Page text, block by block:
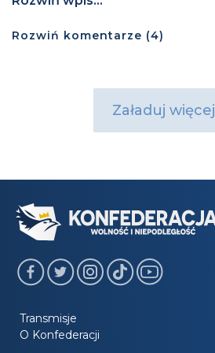
Rozwiń komentarze (4)
Załaduj więcej
Transmisje
O Konfederacji